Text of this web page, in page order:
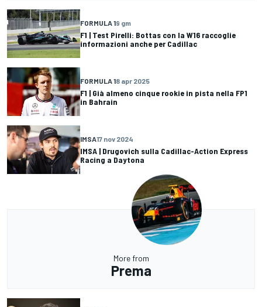
FORMULA 19 gm
F1 | Test Pirelli: Bottas con la W16 raccoglie
informazioni anche per Cadillac
FORMULA 18 apr 2025
F1 | Già almeno cinque rookie in pista nella FP1
in Bahrain
IMSA17 nov 2024
IMSA | Drugovich sulla Cadillac-Action Express
Racing a Daytona
More from
Prema